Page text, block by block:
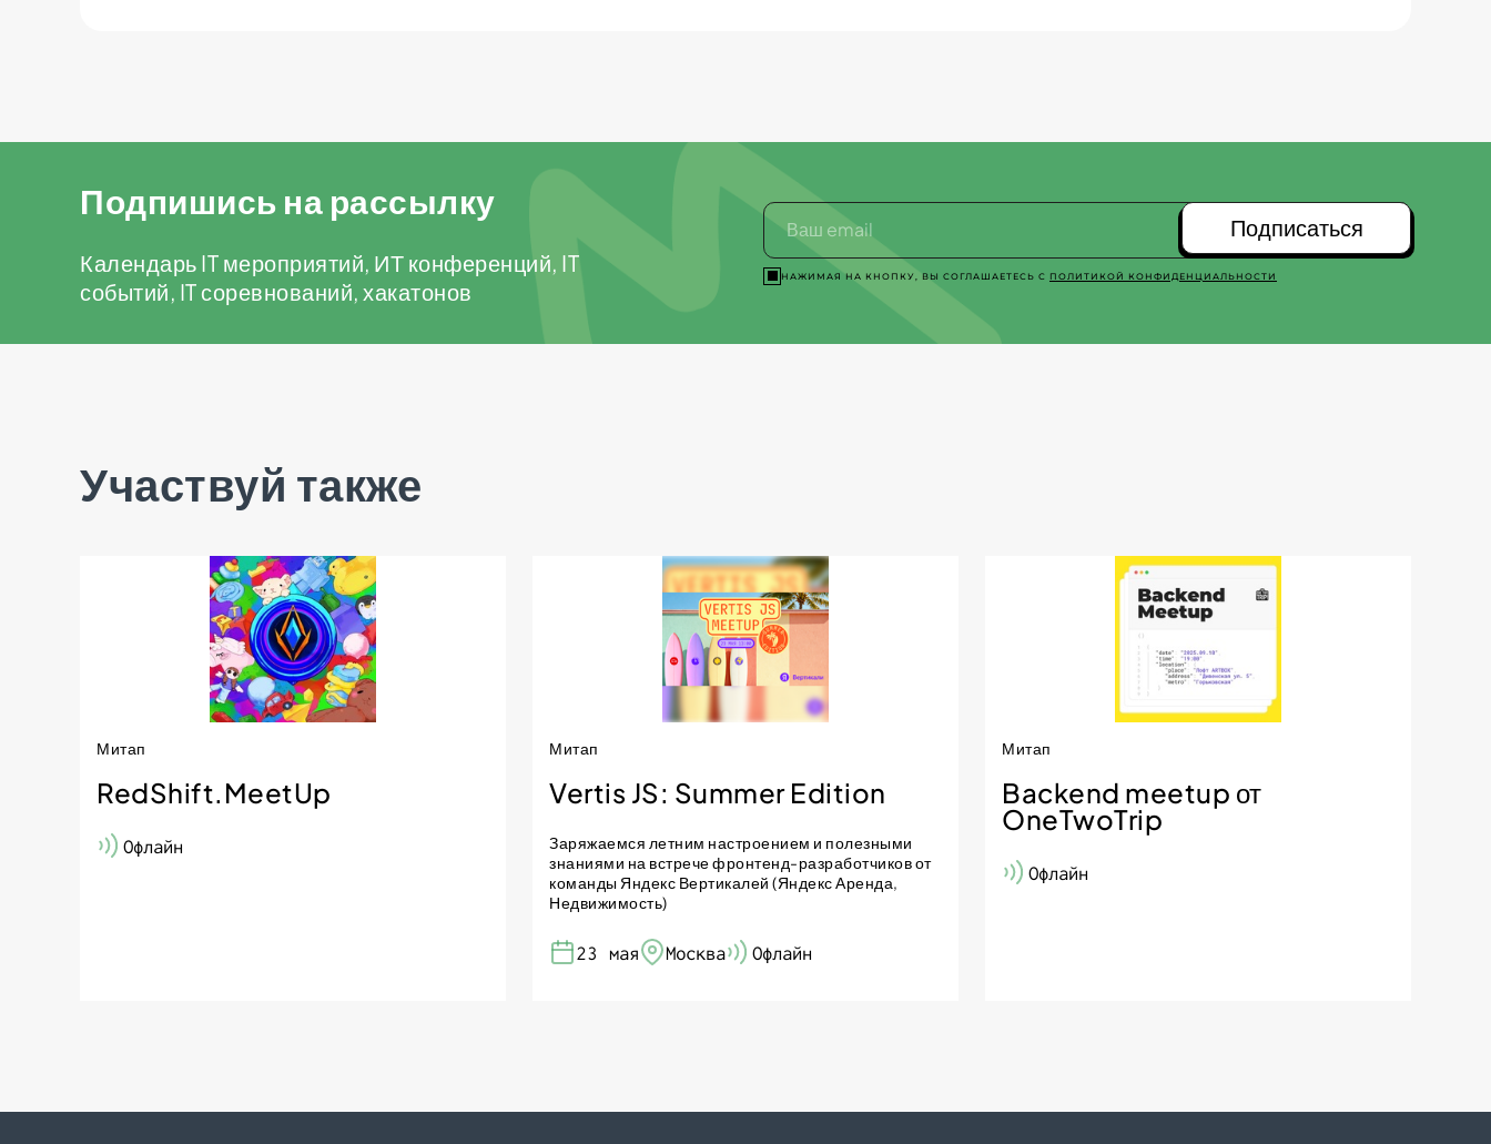
Подпишись на рассылку
Календарь IT мероприятий, ИТ конференций, IT
событий, IT соревнований, хакатонов
Подписаться
НАЖИМАЯ НА КНОПКУ, ВЫ СОГЛАШАЕТЕСЬ С ПОЛИТИКОЙ КОНФИДЕНЦИАЛЬНОСТИ
Участвуй также
Митап
RedShift.MeetUp
Офлайн
Митап
Vertis JS: Summer Edition
Заряжаемся летним настроением и полезными
знаниями на встрече фронтенд-разработчиков от
команды Яндекс Вертикалей (Яндекс Аренда,
Недвижимость)
23 мая Москва Офлайн
Митап
Backend meetup от
OneTwoTrip
Офлайн